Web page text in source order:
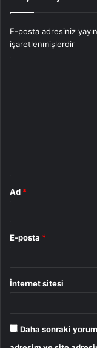
E-posta adresiniz
işaretlenmişlerdir
Ad *
E-posta *
İnternet sitesi
Daha sonraki